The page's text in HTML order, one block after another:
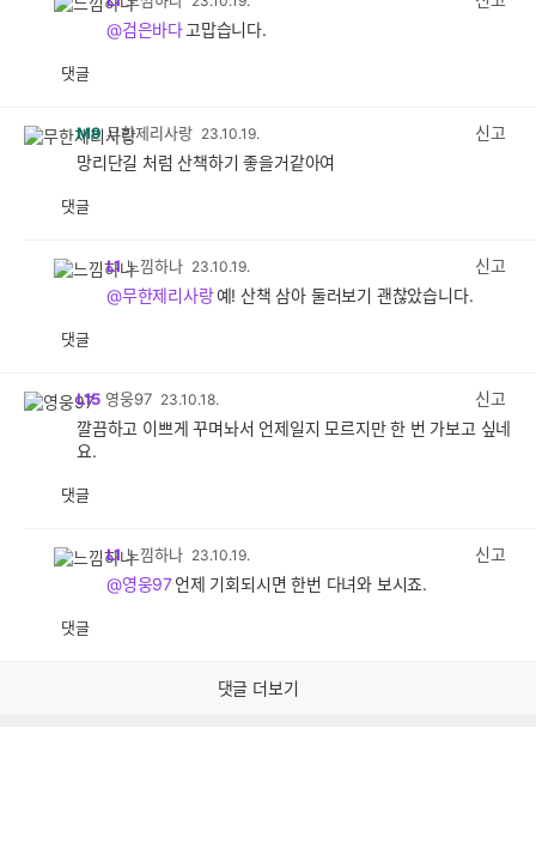
@검은바다 고맙습니다.
댓글
M9 무한제리사랑 23.10.19.
신고
망리단길 처럼 산책하기 좋을거같아여
댓글
L1 느낌하나 23.10.19.
신고
@무한제리사랑예! 산책 삼아 둘러보기 괜찮았습니다.
댓글
L15 영웅97 23.10.18.
신고
깔끔하고 이쁘게 꾸며놔서 언제일지 모르지만 한 번 가보고 싶네
요.
댓글
L1 느낌하나 23.10.19.
신고
@영웅97언제 기회되시면 한번 다녀와 보시죠.
댓글
댓글 더보기